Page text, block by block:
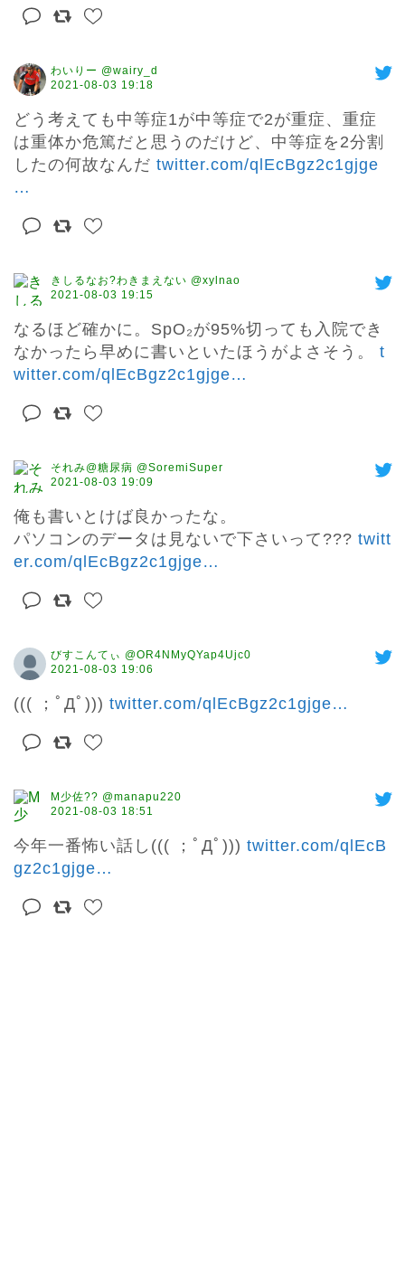
わいりー @wairy_d
2021-08-03 19:18
どう考えても中等症1が中等症で2が重症、重症
は重体か危篤だと思うのだけど、中等症を2分割
したの何故なんだ twitter.com/qlEcBgz2c1gjge
…
きしるなお?わきまえない @xylnao
2021-08-03 19:15
なるほど確かに。SpO₂が95%切っても入院でき
なかったら早めに書いといたほうがよさそう。 t
witter.com/qlEcBgz2c1gjge…
それみ@糖尿病 @SoremiSuper
2021-08-03 19:09
俺も書いとけば良かったな。
パソコンのデータは見ないで下さいって??? twitt
er.com/qlEcBgz2c1gjge…
びすこんてぃ @OR4NMyQYap4Ujc0
2021-08-03 19:06
((( ；ﾟДﾟ))) twitter.com/qlEcBgz2c1gjge…
M少佐?? @manapu220
2021-08-03 18:51
今年一番怖い話し((( ；ﾟДﾟ))) twitter.com/qlEcB
gz2c1gjge…